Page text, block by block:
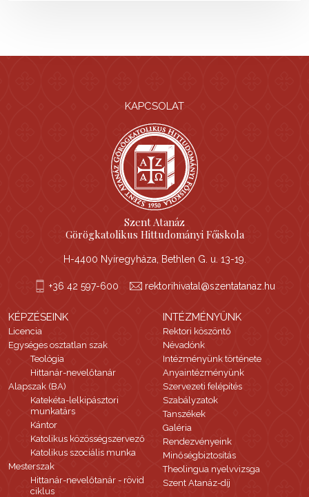
KAPCSOLAT
Szent Atanáz
Görögkatolikus Hittudományi Főiskola
H-4400 Nyíregyháza, Bethlen G. u. 13-19.
+36 42 597-600 rektorihivatal@szentatanaz.hu
KÉPZÉSEINK
Licencia
Egységes osztatlan szak
Teológia
Hittanár-nevelőtanár
Alapszak (BA)
Katekéta-lelkipásztori
munkatárs
Kántor
Katolikus közösségszervező
Katolikus szociális munka
Mesterszak
Hittanár-nevelőtanár - rövid
ciklus
INTÉZMÉNYÜNK
Rektori köszöntő
Névadónk
Intézményünk története
Anyaintézményünk
Szervezeti felépítés
Szabályzatok
Tanszékek
Galéria
Rendezvényeink
Minőségbiztosítás
Theolingua nyelvvizsga
Szent Atanáz-díj